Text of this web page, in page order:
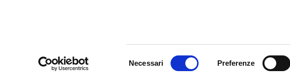
Necessari Preferenze
Copyright © IDEAL LEGNO 2026 | P.IVA 02884960275 |PRIVACY POLICY COOKIE POLICY